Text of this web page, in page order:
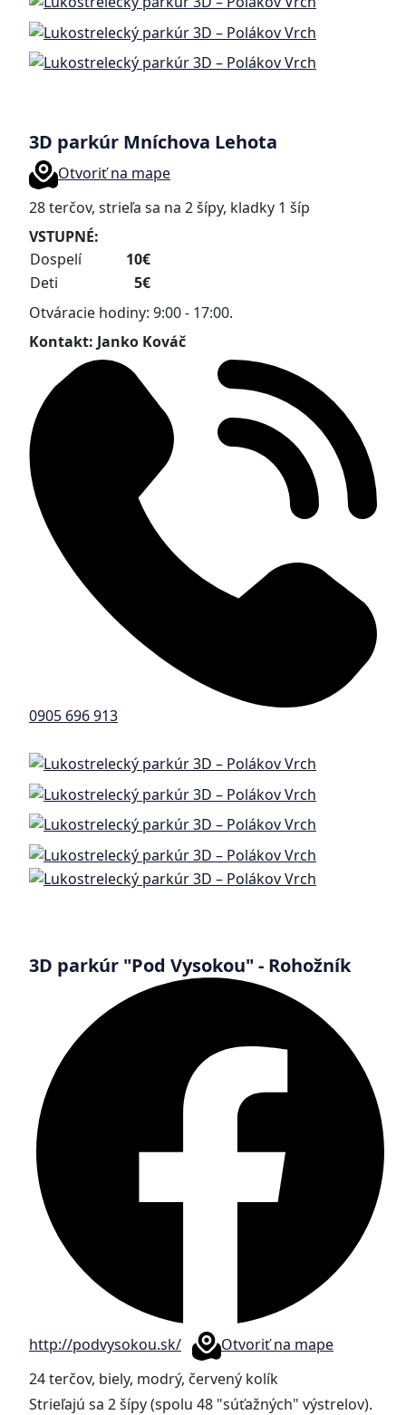
3D parkúr Mníchova Lehota
Otvoriť na mape
28 terčov, strieľa sa na 2 šípy, kladky 1 šíp
VSTUPNÉ:
Dospelí
10€
Deti
5€
Otváracie hodiny: 9:00 - 17:00.
Kontakt: Janko Kováč
0905 696 913‬
3D parkúr "Pod Vysokou" - Rohožník
http://podvysokou.sk/
Otvoriť na mape
24 terčov, biely, modrý, červený kolík
Strieľajú sa 2 šípy (spolu 48 "súťažných" výstrelov).